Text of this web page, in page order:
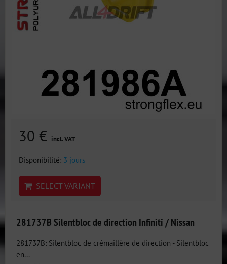
30 € incl. VAT
Disponibilité: 3 jours
SELECT VARIANT
281737B Silentbloc de direction Infiniti / Nissan
281737B: Silentbloc de crémaillère de direction - Silentbloc
en...